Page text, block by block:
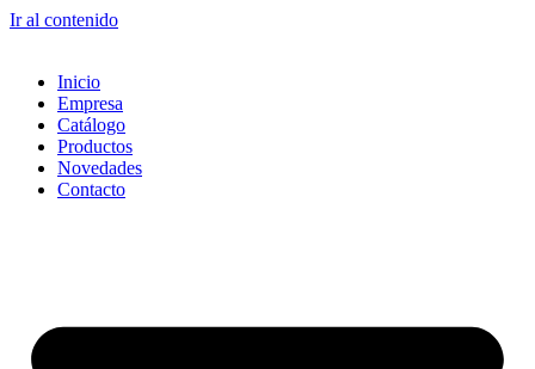
Ir al contenido
Inicio
Empresa
Catálogo
Productos
Novedades
Contacto